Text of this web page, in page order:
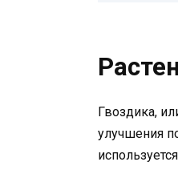
Гвоздика,
улучшения